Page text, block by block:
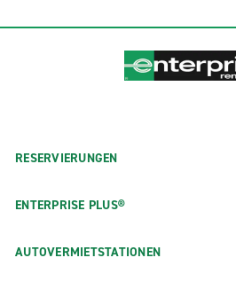
RESERVIERUNGEN
ENTERPRISE PLUS®
AUTOVERMIETSTATIONEN